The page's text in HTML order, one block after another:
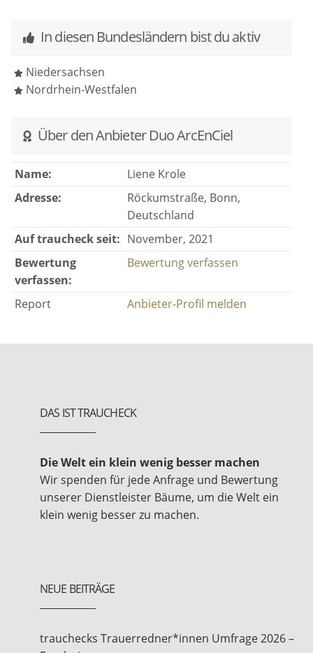
In diesen Bundesländern bist du aktiv
Niedersachsen
Nordrhein-Westfalen
Über den Anbieter Duo ArcEnCiel
Name:
Liene Krole
Adresse:
Röckumstraße, Bonn,
Deutschland
Auf traucheck seit: November, 2021
Bewertung
verfassen:
Bewertung verfassen
Report Anbieter-Profil melden
DAS IST TRAUCHECK
Die Welt ein klein wenig besser machen
Wir spenden für jede Anfrage und Bewertung
unserer Dienstleister Bäume, um die Welt ein
klein wenig besser zu machen.
NEUE BEITRÄGE
trauchecks Trauerredner*innen Umfrage 2026 –